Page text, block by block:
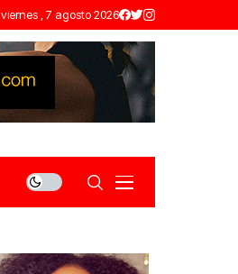
viernes , 7 agosto 2026